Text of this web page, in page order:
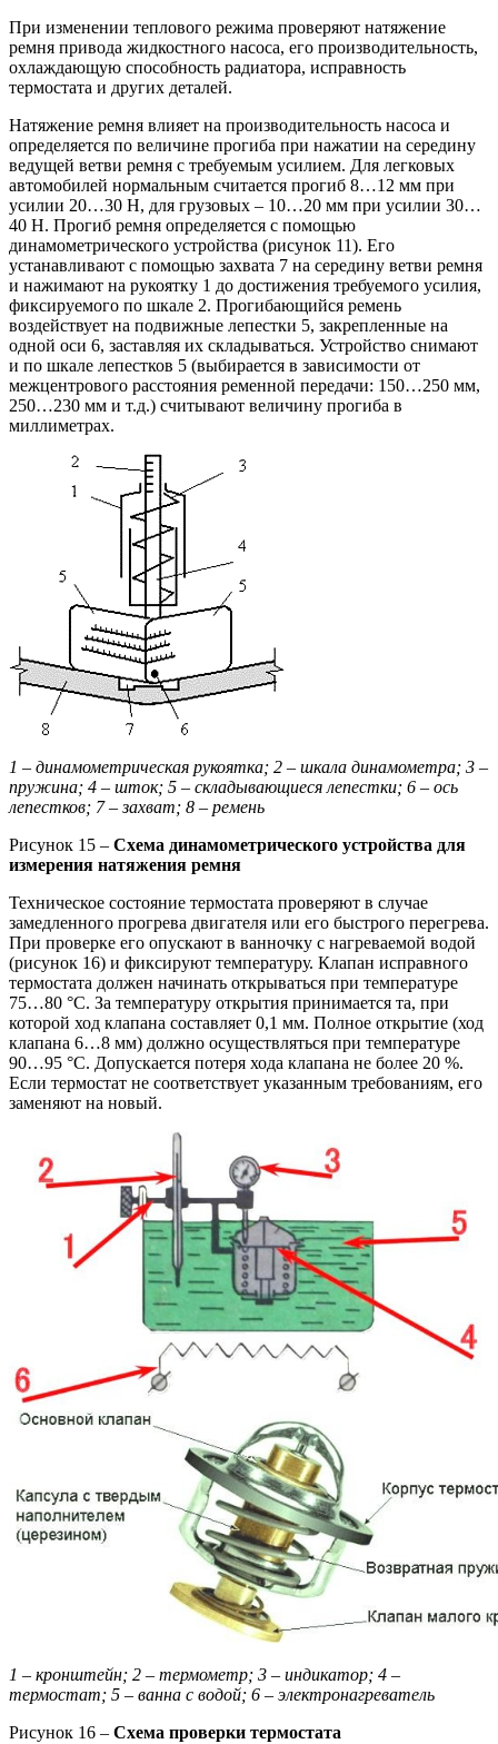
При изменении теплового режима проверяют натяжение
ремня привода жидкостного насоса, его производительность,
охлаждающую способность радиатора, исправность
термостата и других деталей.
Натяжение ремня влияет на производительность насоса и
определяется по величине прогиба при нажатии на середину
ведущей ветви ремня с требуемым усилием. Для легковых
автомобилей нормальным считается прогиб 8…12 мм при
усилии 20…30 Н, для грузовых – 10…20 мм при усилии 30…
40 Н. Прогиб ремня определяется с помощью
динамометрического устройства (рисунок 11). Его
устанавливают с помощью захвата 7 на середину ветви ремня
и нажимают на рукоятку 1 до достижения требуемого усилия,
фиксируемого по шкале 2. Прогибающийся ремень
воздействует на подвижные лепестки 5, закрепленные на
одной оси 6, заставляя их складываться. Устройство снимают
и по шкале лепестков 5 (выбирается в зависимости от
межцентрового расстояния ременной передачи: 150…250 мм,
250…230 мм и т.д.) считывают величину прогиба в
миллиметрах.
1 – динамометрическая рукоятка; 2 – шкала динамометра; 3 –
пружина; 4 – шток; 5 – складывающиеся лепестки; 6 – ось
лепестков; 7 – захват; 8 – ремень
Рисунок 15 – Схема динамометрического устройства для
измерения натяжения ремня
Техническое состояние термостата проверяют в случае
замедленного прогрева двигателя или его быстрого перегрева.
При проверке его опускают в ванночку с нагреваемой водой
(рисунок 16) и фиксируют температуру. Клапан исправного
термостата должен начинать открываться при температуре
75…80 °С. За температуру открытия принимается та, при
которой ход клапана составляет 0,1 мм. Полное открытие (ход
клапана 6…8 мм) должно осуществляться при температуре
90…95 °С. Допускается потеря хода клапана не более 20 %.
Если термостат не соответствует указанным требованиям, его
заменяют на новый.
1 – кронштейн; 2 – термометр; 3 – индикатор; 4 –
термостат; 5 – ванна с водой; 6 – электронагреватель
Рисунок 16 – Схема проверки термостата